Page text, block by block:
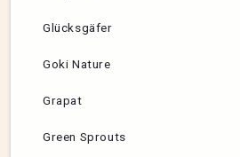
Glücksgäfer
Goki Nature
Grapat
Green Sprouts